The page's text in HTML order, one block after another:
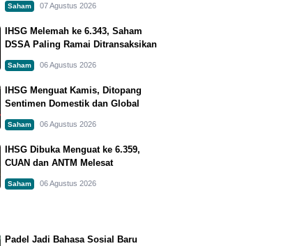
Saham 07 Agustus 2026
IHSG Melemah ke 6.343, Saham
DSSA Paling Ramai Ditransaksikan
Saham 06 Agustus 2026
IHSG Menguat Kamis, Ditopang
Sentimen Domestik dan Global
Saham 06 Agustus 2026
IHSG Dibuka Menguat ke 6.359,
CUAN dan ANTM Melesat
Saham 06 Agustus 2026
Padel Jadi Bahasa Sosial Baru